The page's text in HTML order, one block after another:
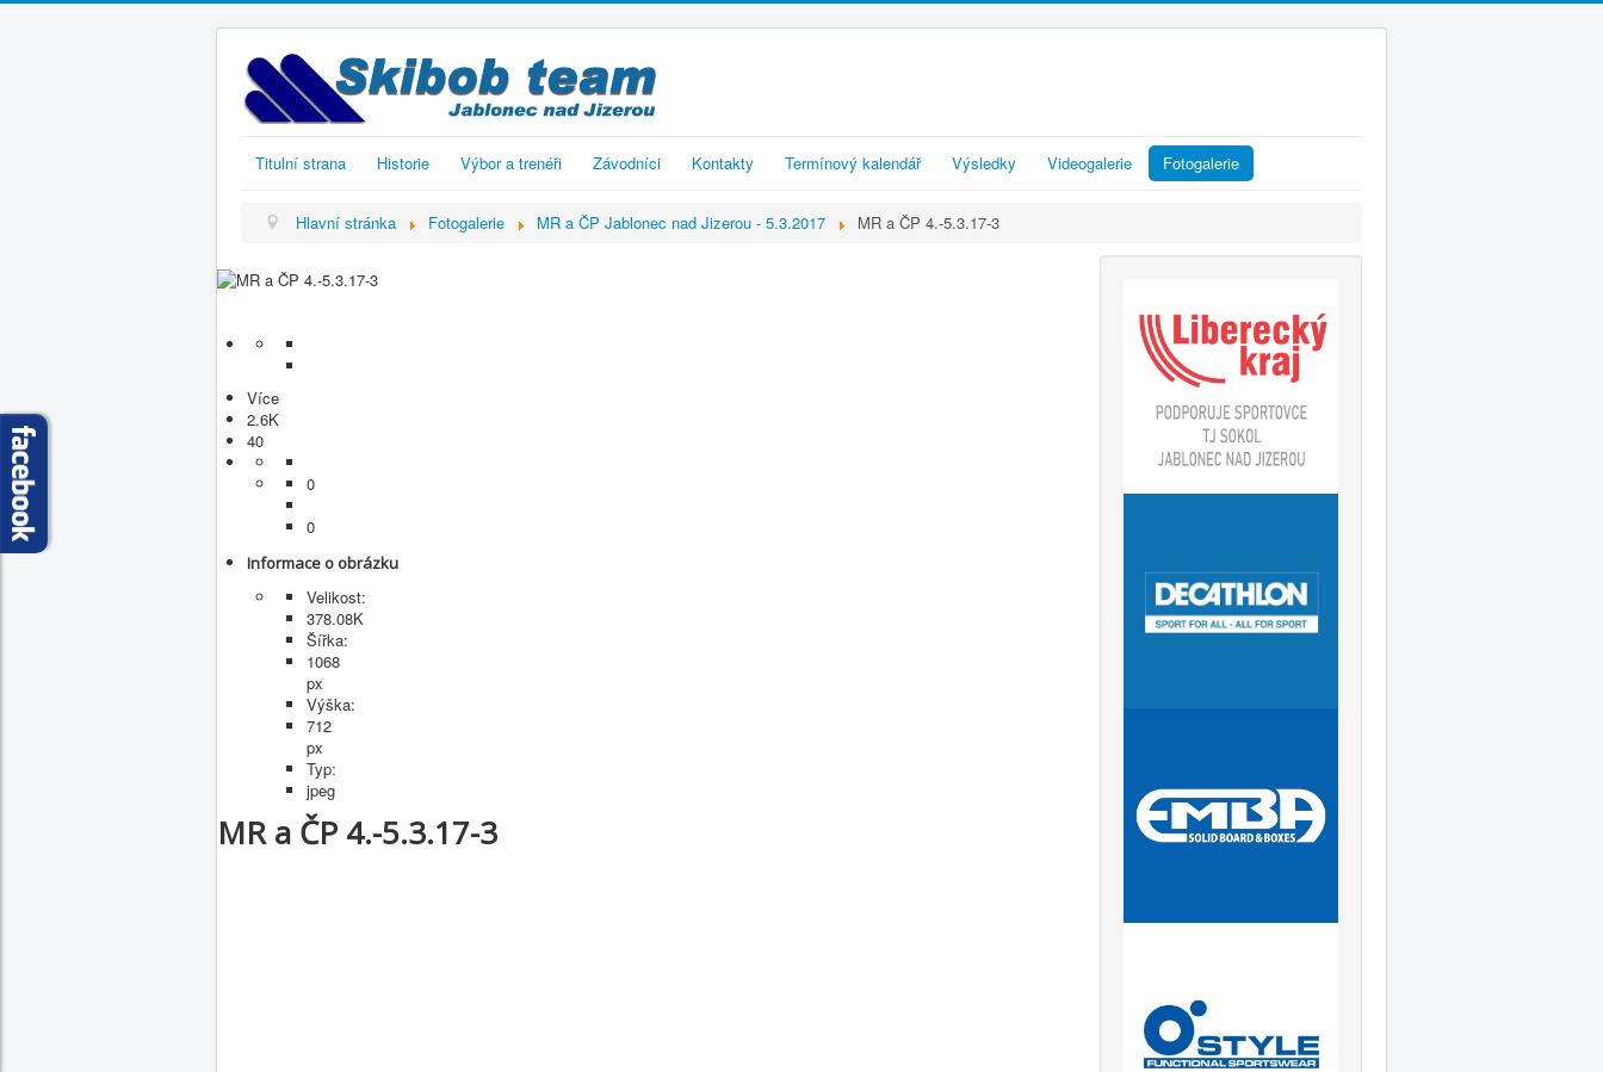
Titulní strana Historie Výbor a trenéři Závodníci Kontakty Termínový kalendář Výsledky Videogalerie Fotogalerie
Hlavní stránka Fotogalerie MR a ČP Jablonec nad Jizerou - 5.3.2017 MR a ČP 4.-5.3.17-3
Více
2.6K
40
0
0
Informace o obrázku
Velikost:
378.08K
Šířka:
1068
px
Výška:
712
px
Typ:
jpeg
MR a ČP 4.-5.3.17-3